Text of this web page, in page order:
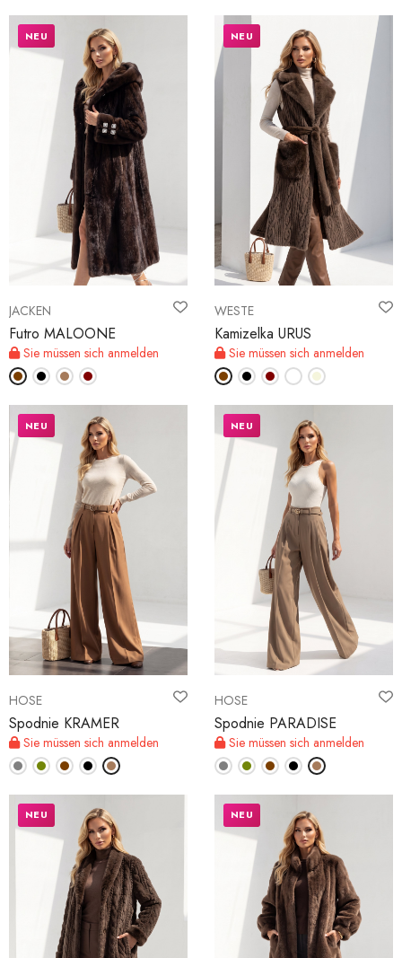
JACKEN
Futro MALOONE
Sie müssen sich anmelden
NEU
WESTE
Kamizelka URUS
Sie müssen sich anmelden
NEU
HOSE
Spodnie KRAMER
Sie müssen sich anmelden
NEU
HOSE
Spodnie PARADISE
Sie müssen sich anmelden
NEU
NEU NEU